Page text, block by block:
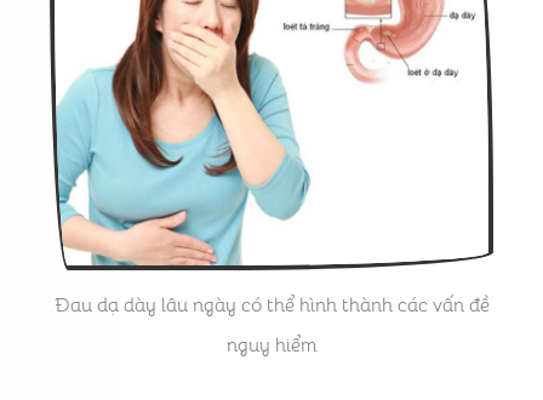
Đau dạ dày lâu ngày có thể hình thành các vấn đề
nguy hiểm